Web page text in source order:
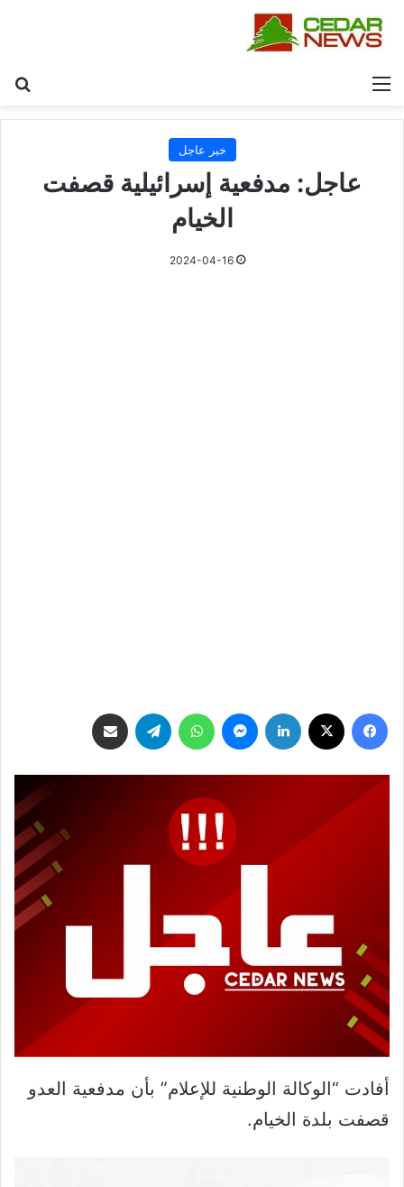
القائمة
خبر عاجل
عاجل: مدفعية إسرائيلية قصفت
الخيام
2024-04-16
فيسبوك لينكدإن ماسنجر واتساب تيلقرام
أفادت “الوكالة الوطنية للإعلام” بأن مدفعية العدو
قصفت بلدة الخيام.